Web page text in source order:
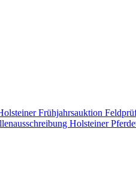
Frühjahrsauktion
Holsteiner